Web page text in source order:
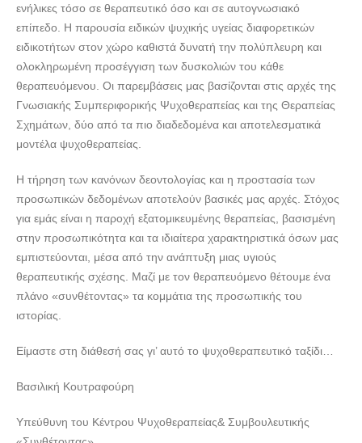
ενήλικες τόσο σε θεραπευτικό όσο και σε αυτογνωσιακό
επίπεδο. Η παρουσία ειδικών ψυχικής υγείας διαφορετικών
ειδικοτήτων στον χώρο καθιστά δυνατή την πολύπλευρη και
ολοκληρωμένη προσέγγιση των δυσκολιών του κάθε
θεραπευόμενου. Οι παρεμβάσεις μας βασίζονται στις αρχές της
Γνωσιακής Συμπεριφορικής Ψυχοθεραπείας και της Θεραπείας
Σχημάτων, δύο από τα πιο διαδεδομένα και αποτελεσματικά
μοντέλα ψυχοθεραπείας.
Η τήρηση των κανόνων δεοντολογίας και η προστασία των
προσωπικών δεδομένων αποτελούν βασικές μας αρχές. Στόχος
για εμάς είναι η παροχή εξατομικευμένης θεραπείας, βασισμένη
στην προσωπικότητα και τα ιδιαίτερα χαρακτηριστικά όσων μας
εμπιστεύονται, μέσα από την ανάπτυξη μιας υγιούς
θεραπευτικής σχέσης. Μαζί με τον θεραπευόμενο θέτουμε ένα
πλάνο «συνθέτοντας» τα κομμάτια της προσωπικής του
ιστορίας.
Είμαστε στη διάθεσή σας γι’ αυτό το ψυχοθεραπευτικό ταξίδι…
Βασιλική Κουτραφούρη
Υπεύθυνη του Κέντρου Ψυχοθεραπείας& Συμβουλευτικής